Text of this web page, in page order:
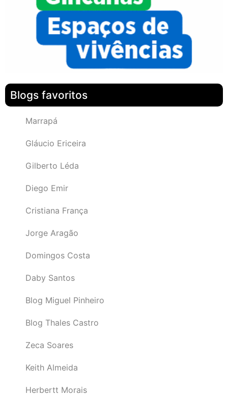
Blogs favoritos
Marrapá
Gláucio Ericeira
Gilberto Léda
Diego Emir
Cristiana França
Jorge Aragão
Domingos Costa
Daby Santos
Blog Miguel Pinheiro
Blog Thales Castro
Zeca Soares
Keith Almeida
Herbertt Morais